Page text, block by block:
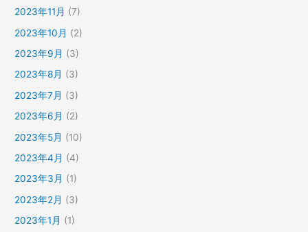
2023年11月 (7)
2023年10月 (2)
2023年9月 (3)
2023年8月 (3)
2023年7月 (3)
2023年6月 (2)
2023年5月 (10)
2023年4月 (4)
2023年3月 (1)
2023年2月 (3)
2023年1月 (1)